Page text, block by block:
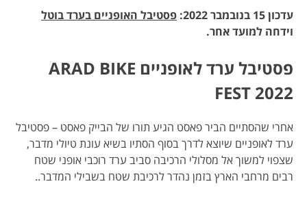
עדכון 15 בנובמבר 2022:
פסטיבל האופניים בערד בוטל
וידחה למועד אחר.
פסטיבל ערד לאופניים ARAD BIKE
FEST 2022
אחרי שהסתיים הביר פאסט הגיע תורו של הבייק פאסט – פסטיבל
ערד לאופניים שיוצא לדרך בסוף הסתיו בשיא עונת טיולי מדבר,
שצפוי למשוך אל מסלולי הרכיבה סביב ערד רוכבי אופני שטח
רבים מרחבי הארץ בזמן נהדר לרכיבת שטח בשבילי המדבר..